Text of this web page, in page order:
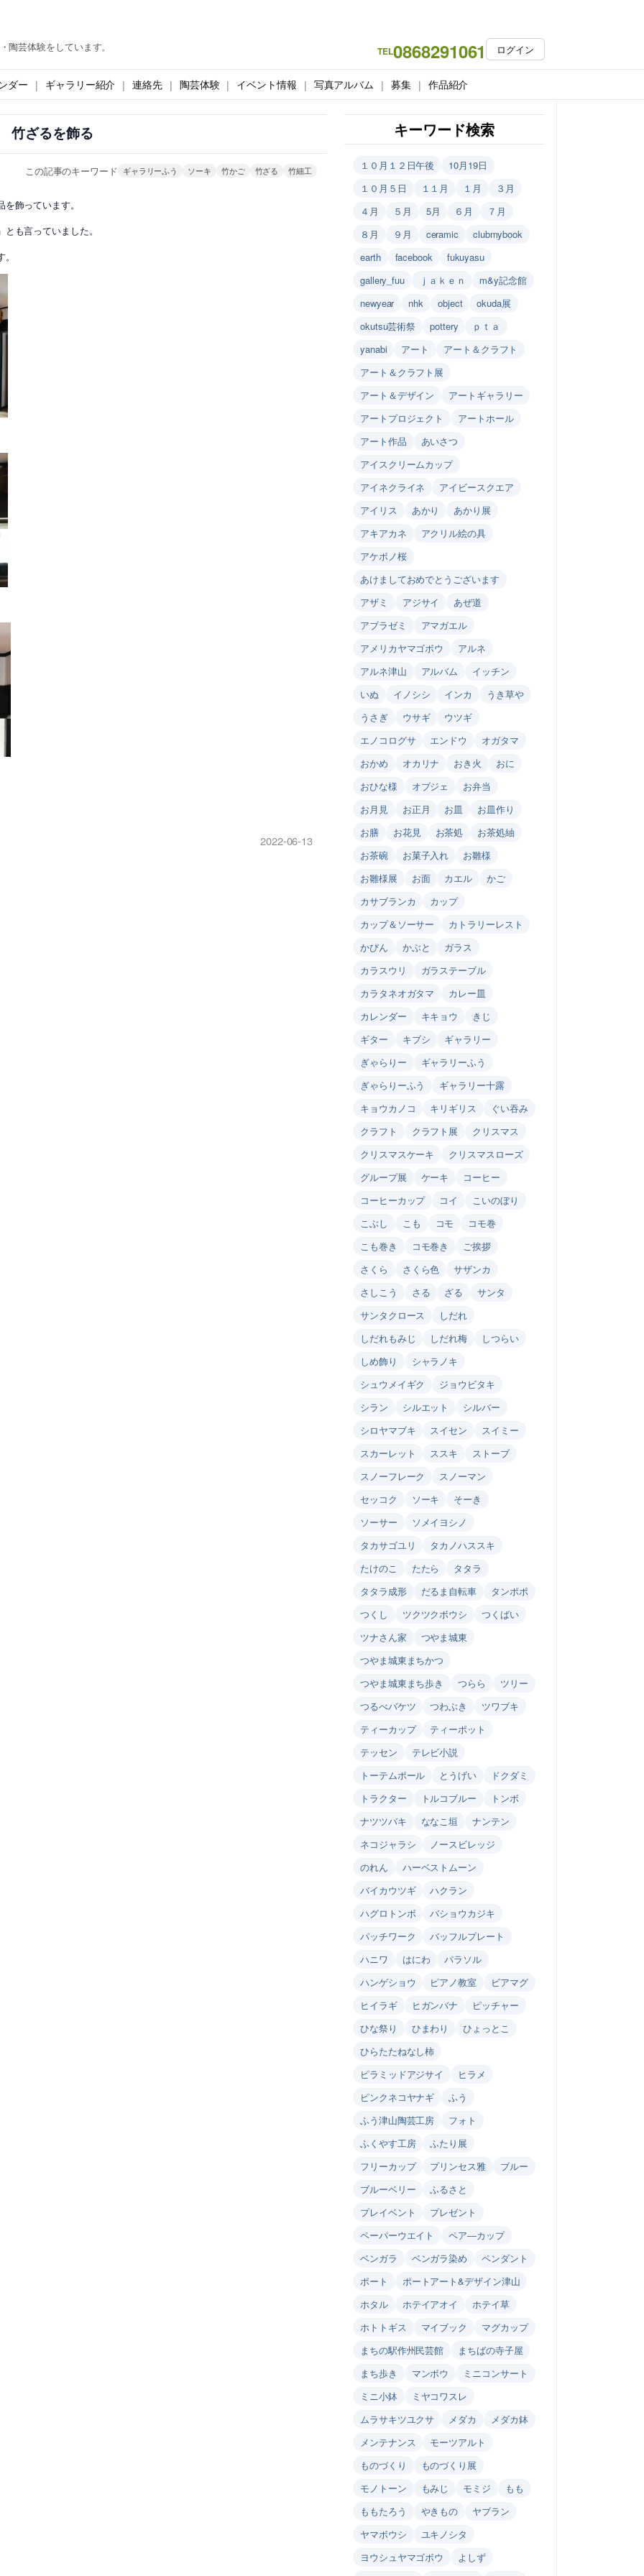
芸体験をしています。 TEL0868291061 ログイン
ダー ギャラリー紹介 連絡先 陶芸体験 イベント情報 写真アルバム 募集 作品紹介
竹ざるを飾る
この記事のキーワード ギャラリーふう ソーキ 竹かご 竹ざる 竹細工
飾っています。
も言っていました。
2022-06-13
キーワード検索
１０月１２日午後
10月19日
１０月５日
１１月 １月
３月
４月
５月 5月 ６月
７月
８月
９月 ceramic
clubmybook
earth
facebook
fukuyasu
gallery_fuu
ｊａｋｅｎ
m&y記念館
newyear
nhk object
okuda展
okutsu芸術祭
pottery
ｐｔａ
yanabi
アート
アート＆クラフト
アート＆クラフト展
アート＆デザイン
アートギャラリー
アートプロジェクト
アートホール
アート作品
あいさつ
アイスクリームカップ
アイネクライネ
アイビースクエア
アイリス
あかり
あかり展
アキアカネ
アクリル絵の具
アケボノ桜
あけましておめでとうございます
アザミ
アジサイ
あぜ道
アブラゼミ
アマガエル
アメリカヤマゴボウ
アルネ
アルネ津山
アルバム
イッチン
いぬ
イノシシ インカ
うき草や
うさぎ
ウサギ
ウツギ
エノコログサ
エンドウ
オガタマ
おかめ
オカリナ おき火
おに
おひな様
オブジェ
お弁当
お月見
お正月 お皿
お皿作り
お膳
お花見 お茶処
お茶処紬
お茶碗
お菓子入れ
お雛様
お雛様展
お面 カエル
かご
カサブランカ
カップ
カップ＆ソーサー
カトラリーレスト
かびん
かぶと
ガラス
カラスウリ
ガラステーブル
カラタネオガタマ
カレー皿
カレンダー
キキョウ
きじ
ギター
キブシ
ギャラリー
ぎゃらりー
ギャラリーふう
ぎゃらりーふう
ギャラリー十露
キョウカノコ
キリギリス
ぐい吞み
クラフト
クラフト展
クリスマス
クリスマスケーキ
クリスマスローズ
グループ展
ケーキ
コーヒー
コーヒーカップ
コイ
こいのぼり
こぶし
こも コモ
コモ巻
こも巻き
コモ巻き
ご挨拶
さくら
さくら色
サザンカ
さしこう
さる ざる
サンタ
サンタクロース
しだれ
しだれもみじ
しだれ梅
しつらい
しめ飾り
シャラノキ
シュウメイギク
ジョウビタキ
シラン
シルエット
シルバー
シロヤマブキ
スイセン
スイミー
スカーレット
ススキ
ストーブ
スノーフレーク
スノーマン
セッコク
ソーキ
そーき
ソーサー
ソメイヨシノ
タカサゴユリ
タカノハススキ
たけのこ
たたら
タタラ
タタラ成形
だるま自転車
タンポポ
つくし
ツクツクボウシ
つくばい
ツナさん家
つやま城東
つやま城東まちかつ
つやま城東まち歩き
つらら
ツリー
つるべバケツ
つわぶき
ツワブキ
ティーカップ
ティーポット
テッセン
テレビ小説
トーテムポール
とうげい
ドクダミ
トラクター
トルコブルー
トンボ
ナツツバキ
ななこ垣
ナンテン
ネコジャラシ
ノースビレッジ
のれん
ハーベストムーン
バイカウツギ
ハクラン
ハグロトンボ
バショウカジキ
パッチワーク
バッフルプレート
ハニワ
はにわ
パラソル
ハンゲショウ
ピアノ教室
ビアマグ
ヒイラギ
ヒガンバナ
ピッチャー
ひな祭り
ひまわり
ひょっとこ
ひらたたねなし柿
ピラミッドアジサイ
ヒラメ
ピンクネコヤナギ
ふう
ふう津山陶芸工房
フォト
ふくやす工房
ふたり展
フリーカップ
プリンセス雅
ブルー
ブルーベリー
ふるさと
プレイベント
プレゼント
ペーパーウエイト
ペア―カップ
ベンガラ
ベンガラ染め
ペンダント
ポート
ポートアート&デザイン津山
ホタル
ホテイアオイ
ホテイ草
ホトトギス
マイブック
マグカップ
まちの駅作州民芸館
まちばの寺子屋
まち歩き
マンボウ
ミニコンサート
ミニ小鉢
ミヤコワスレ
ムラサキツユクサ
メダカ
メダカ鉢
メンテナンス
モーツアルト
ものづくり
ものづくり展
モノトーン
もみじ モミジ
もも
ももたろう
やきもの
ヤブラン
ヤマボウシ
ユキノシタ
ヨウシュヤマゴボウ
よしず